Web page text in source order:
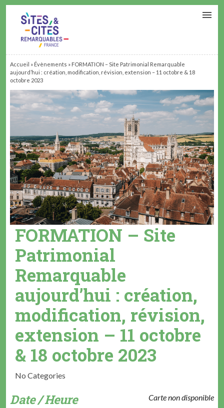
Accueil » Évènements » FORMATION – Site Patrimonial Remarquable
aujourd’hui : création, modification, révision, extension – 11 octobre & 18
octobre 2023
FORMATION – Site
Patrimonial
Remarquable
aujourd’hui : création,
modification, révision,
extension – 11 octobre
& 18 octobre 2023
No Categories
Carte non disponible
Date / Heure